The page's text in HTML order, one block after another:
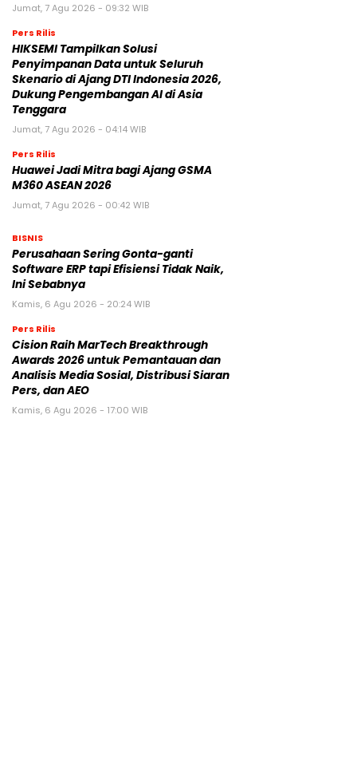
Jumat, 7 Agu 2026 - 09:32 WIB
Pers Rilis
HIKSEMI Tampilkan Solusi
Penyimpanan Data untuk Seluruh
Skenario di Ajang DTI Indonesia 2026,
Dukung Pengembangan AI di Asia
Tenggara
Jumat, 7 Agu 2026 - 04:14 WIB
Pers Rilis
Huawei Jadi Mitra bagi Ajang GSMA
M360 ASEAN 2026
Jumat, 7 Agu 2026 - 00:42 WIB
BISNIS
Perusahaan Sering Gonta-ganti
Software ERP tapi Efisiensi Tidak Naik,
Ini Sebabnya
Kamis, 6 Agu 2026 - 20:24 WIB
Pers Rilis
Cision Raih MarTech Breakthrough
Awards 2026 untuk Pemantauan dan
Analisis Media Sosial, Distribusi Siaran
Pers, dan AEO
Kamis, 6 Agu 2026 - 17:00 WIB